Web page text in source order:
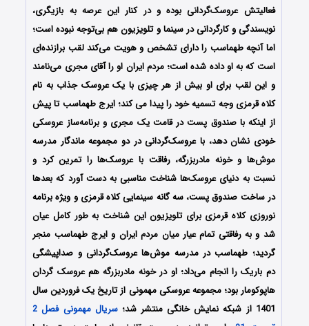
فعالیتش عروسک‌گردانی بوده و در کنار این عرصه به بازیگری،
نویسندگی و کارگردانی در سینما و تلویزیون هم بی‌توجه نبوده است؛
اما آنچه طهماسب را دارای تشخص و هویت می‌کند لقب برازنده‌ای
است که به او داده شده است؛ مردم ایران او را آقای مجری می‌نامند
و این لقب برای او بیش از هر چیزی با یک عروسک جذاب به نام
کلاه قرمزی وجه تسمیه خود را پیدا می کند؛ ایرج طهماسب تا پیش
از اینکه با صندوق پست در قامت یک مجری و برنامه‌ساز عروسکی
خودی نشان دهد، با عروسک‌گردانی در دو مجموعه ماندگار مدرسه
موش‌ها و خونه مادربزرگه، رفاقت با عروسک‌ها را تمرین کرد و
نسبت به دنیای عروسک‌ها شناخت مناسبی به دست آورد که بعدها
در ساخت صندوق پست، سه گانه سینمایی کلاه قرمزی و ویژه برنامه
نوروزی کلاه قرمزی برای تلویزیون این شناخت به طور کامل عیان
شد و به رفاقتی تمام عیار میان مردم ایران و ایرج طهماسب منجر
گردید؛ طهماسب در مدرسه موش‌ها عروسک‌گردانی و صداپیشگی
دم باریک را انجام می‌داد؛ او در خونه مادربزرگه هم عروسک گردان
هاپوکومار بود؛ مجموعه عروسکی مهمونی از تاریخ یک فروردین سال
1401 از شبکه نمایش خانگی منتشر شد؛
سریال مهمونی فصل 2